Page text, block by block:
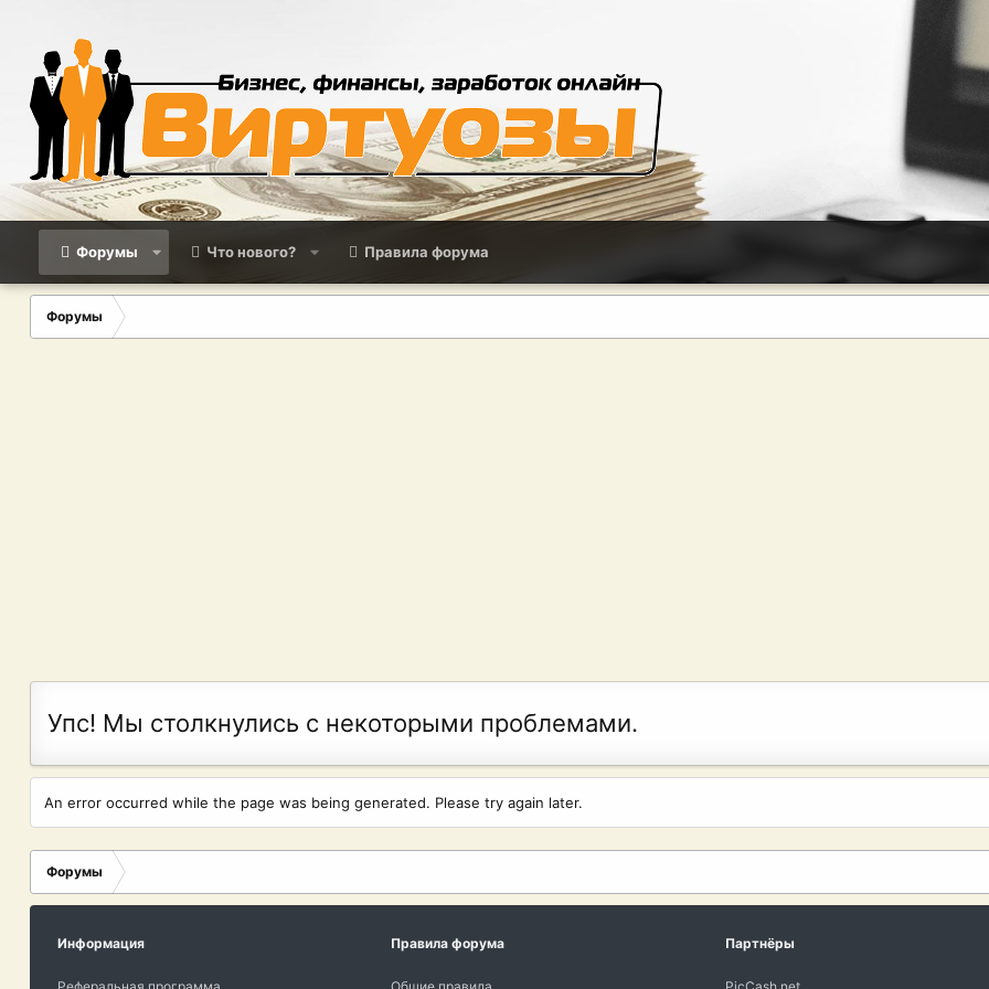
Форумы Что нового? Правила форума
Форумы
Упс! Мы столкнулись с некоторыми проблемами.
An error occurred while the page was being generated. Please try again later.
Форумы
Информация Правила форума Партнёры